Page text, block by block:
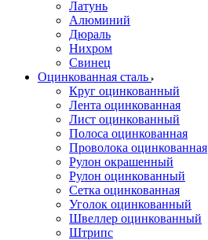
Латунь
Алюминий
Дюраль
Нихром
Свинец
Оцинкованная сталь
Круг оцинкованный
Лента оцинкованная
Лист оцинкованный
Полоса оцинкованная
Проволока оцинкованная
Рулон окрашенный
Рулон оцинкованный
Сетка оцинкованная
Уголок оцинкованный
Швеллер оцинкованный
Штрипс